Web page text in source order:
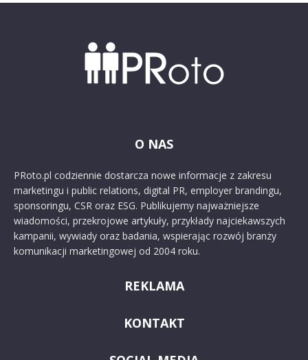
O NAS
PRoto.pl codziennie dostarcza nowe informacje z zakresu
marketingu i public relations, digital PR, employer brandingu,
sponsoringu, CSR oraz ESG. Publikujemy najważniejsze
wiadomości, przekrojowe artykuły, przykłady najciekawszych
kampanii, wywiady oraz badania, wspierając rozwój branży
komunikacji marketingowej od 2004 roku.
REKLAMA
KONTAKT